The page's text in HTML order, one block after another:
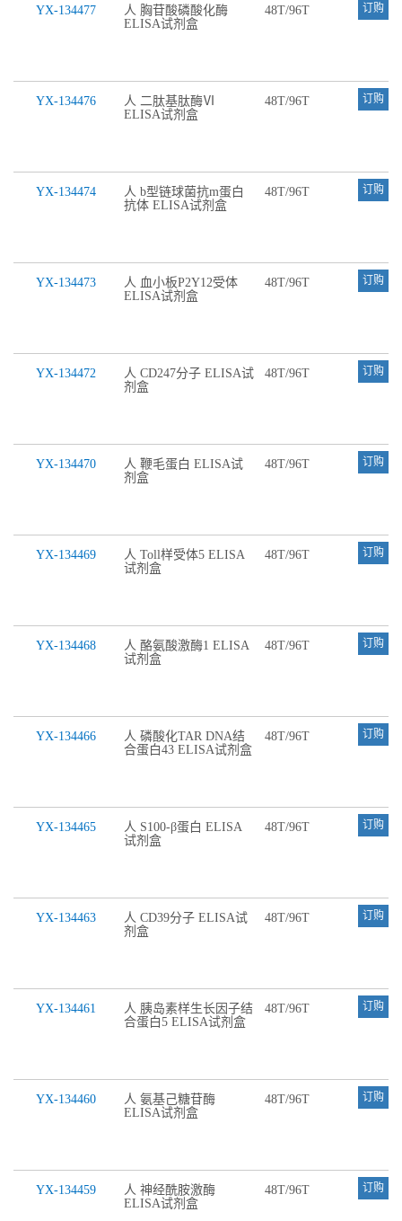
YX-134477
人 胸苷酸磷酸化酶
ELISA试剂盒
48T/96T 订购
YX-134476
人 二肽基肽酶Ⅵ
ELISA试剂盒
48T/96T 订购
YX-134474
人 b型链球菌抗m蛋白
抗体 ELISA试剂盒
48T/96T 订购
YX-134473
人 血小板P2Y12受体
ELISA试剂盒
48T/96T 订购
YX-134472
人 CD247分子 ELISA试
剂盒
48T/96T 订购
YX-134470
人 鞭毛蛋白 ELISA试
剂盒
48T/96T 订购
YX-134469
人 Toll样受体5 ELISA
试剂盒
48T/96T 订购
YX-134468
人 酪氨酸激酶1 ELISA
试剂盒
48T/96T 订购
YX-134466
人 磷酸化TAR DNA结
合蛋白43 ELISA试剂盒
48T/96T 订购
YX-134465
人 S100-β蛋白 ELISA
试剂盒
48T/96T 订购
YX-134463
人 CD39分子 ELISA试
剂盒
48T/96T 订购
YX-134461
人 胰岛素样生长因子结
合蛋白5 ELISA试剂盒
48T/96T 订购
YX-134460
人 氨基己糖苷酶
ELISA试剂盒
48T/96T 订购
YX-134459
人 神经酰胺激酶
ELISA试剂盒
48T/96T 订购